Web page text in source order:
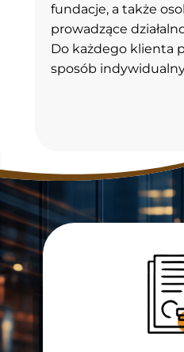
fundacje, a także
prowadzące
Do każdego klienta
sposób